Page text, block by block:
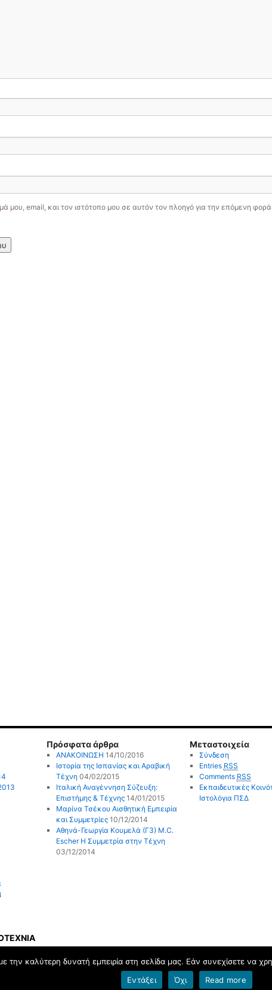
μου, email, και τον ιστότοπο μου σε αυτόν τον πλοηγό για την επόμενη
Πρόσφατα άρθρα
ΑΝΑΚΟΙΝΩΣΗ 14/10/2016
Ιστορία της Ισπανίας και Αραβική
Τέχνη 04/02/2015
Ιταλική Αναγέννηση Σύζευξη:
Επιστήμης & Τέχνης 14/01/2015
Μαρίνα Τσέκου Αισθητική Εμπειρία
και Συμμετρίες 10/12/2014
Αθηνά-Γεωργία Κουμελά (Γ3) M.C.
Escher Η Συμμετρία στην Τέχνη
03/12/2014
Μεταστοιχεία
Σύνδεση
Entries RSS
Comments RSS
Εκπαιδευτικές
Ιστολόγια ΠΣΔ
Όροι χρήσης blogs.sch.gr | Δήλωση προσβασιμότητας
καλύτερη δυνατή εμπειρία στη σελίδα μας. Εάν συνεχίσετε να
Εντάξει
Όχι Read more